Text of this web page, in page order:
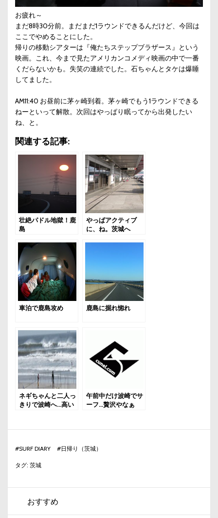
お疲れ～
まだ8時30分前。まだまだ1ラウンドできるんだけど、今回は
ここでやめることにした。
帰りの移動シアターは『俺たちステップブラザース』という
映画。これ、今まで見たアメリカンコメディ映画の中で一番
くだらないかも。失笑の連続でした。石ちゃんとタケは爆睡
してました。
AM11:40 お昼前に茅ヶ崎到着。茅ヶ崎でもう1ラウンドできる
ねーといって解散。次回はやっぱり眠ってから出発したい
ね、と。
関連する記事:
壮絶パドル地獄！鹿
島
やっぱアクティブ
に、ね。茨城へ
車泊で鹿島攻め 鹿島に掘れ惚れ
ネギちゃんと二人っ
きりで波崎へ…高い
午前中だけ波崎でサ
ーフ…贅沢やなぁ
#SURF DIARY #日帰り（茨城）
タグ: 茨城
おすすめ